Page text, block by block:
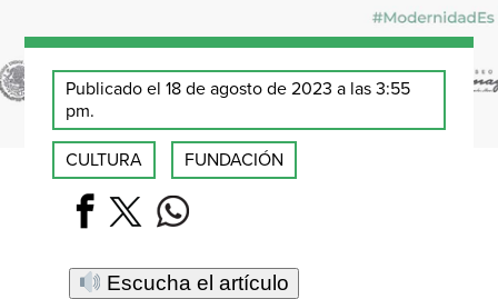
Publicado el 18 de agosto de 2023 a las 3:55
pm.
CULTURA FUNDACIÓN
Escucha el artículo